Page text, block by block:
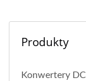
Produkty
Konwertery